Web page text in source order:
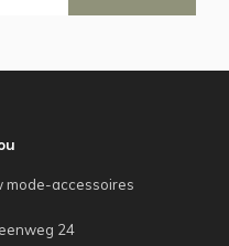
mode-accessoires
24